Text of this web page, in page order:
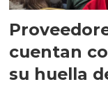
cuentan
su huella